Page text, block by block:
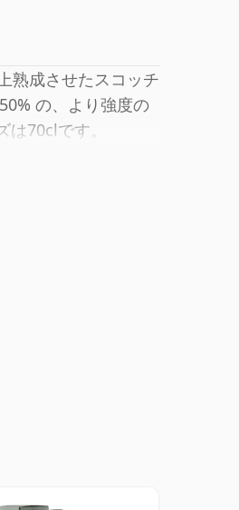
熟成させたスコッチ
の、より強度の
70clです。